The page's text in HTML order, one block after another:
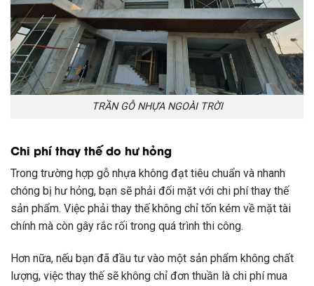
TRẦN GỖ NHỰA NGOÀI TRỜI
Chi phí thay thế do hư hỏng
Trong trường hợp gỗ nhựa không đạt tiêu chuẩn và nhanh
chóng bị hư hỏng, bạn sẽ phải đối mặt với chi phí thay thế
sản phẩm. Việc phải thay thế không chỉ tốn kém về mặt tài
chính mà còn gây rắc rối trong quá trình thi công.
Hơn nữa, nếu bạn đã đầu tư vào một sản phẩm không chất
lượng, việc thay thế sẽ không chỉ đơn thuần là chi phí mua